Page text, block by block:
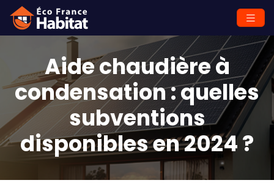
Aide chaudière à
condensation : quelles
subventions
disponibles en 2024 ?